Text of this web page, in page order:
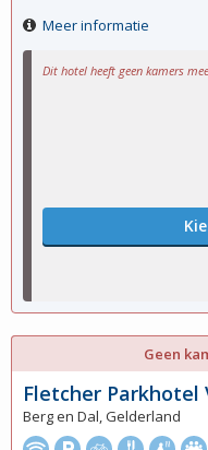
Dit hotel heeft geen kamers
Meer informatie
Geen
Fletcher Parkhotel
Berg en Dal, Gelderland